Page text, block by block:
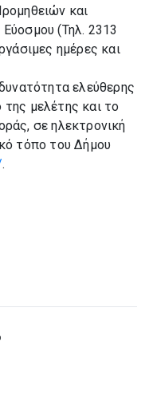
και
(Τηλ. 2313
ημέρες και
ελεύθερης
μελέτης και το
σε ηλεκτρονική
τόπο του Δήμου
.